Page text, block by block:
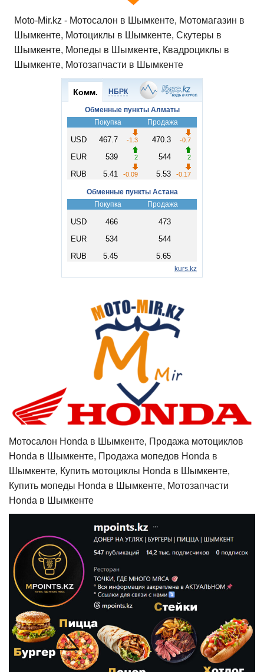
Moto-Mir.kz - Мотосалон в Шымкенте, Мотомагазин в
Шымкенте, Мотоциклы в Шымкенте, Скутеры в
Шымкенте, Мопеды в Шымкенте, Квадроциклы в
Шымкенте, Мотозапчасти в Шымкенте
Мотосалон Honda в Шымкенте, Продажа мотоциклов
Honda в Шымкенте, Продажа мопедов Honda в
Шымкенте, Купить мотоциклы Honda в Шымкенте,
Купить мопеды Honda в Шымкенте, Мотозапчасти
Honda в Шымкенте